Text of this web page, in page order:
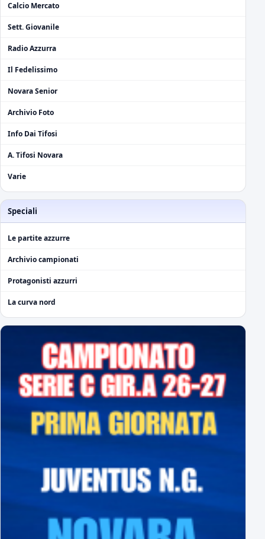
Calcio Mercato
Sett. Giovanile
Radio Azzurra
Il Fedelissimo
Novara Senior
Archivio Foto
Info Dai Tifosi
A. Tifosi Novara
Varie
Speciali
Le partite azzurre
Archivio campionati
Protagonisti azzurri
La curva nord